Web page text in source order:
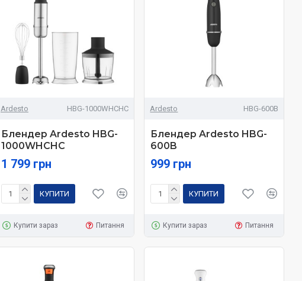
Ardesto HBG-1000WHCHC
Блендер Ardesto HBG-
1000WHCHC
1 799 грн
КУПИТИ
Купити зараз Питання
Ardesto HBG-600B
Блендер Ardesto HBG-
600B
999 грн
КУПИТИ
Купити зараз Питання